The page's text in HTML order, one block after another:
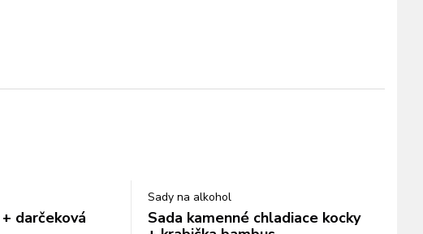
darčeková
Sady na alkohol
Sada kamenné chladiace kocky